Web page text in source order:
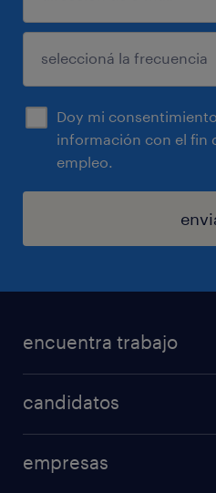
Doy mi
información con el fin
empleo.
encuentra trabajo
candidatos
áreas de especializacion
empresas